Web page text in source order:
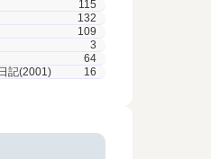
115
132
109
3
64
記(2001)
16